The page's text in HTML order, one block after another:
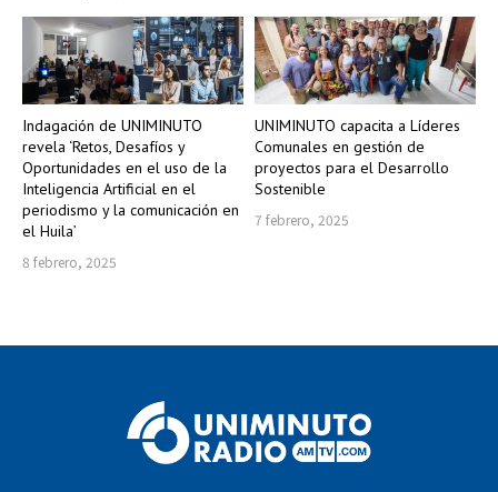
Indagación de UNIMINUTO
revela ‘Retos, Desafíos y
Oportunidades en el uso de la
Inteligencia Artificial en el
periodismo y la comunicación en
el Huila’
8 febrero, 2025
UNIMINUTO capacita a Líderes
Comunales en gestión de
proyectos para el Desarrollo
Sostenible
7 febrero, 2025